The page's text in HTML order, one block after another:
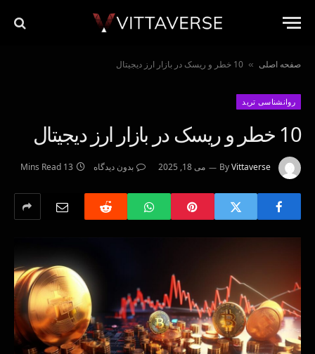
صفحه اصلی » 10 خطر و ریسک در بازار ارز دیجیتال
روانشناسى ترید
10 خطر و ریسک در بازار ارز دیجیتال
ByVittaverse می 18, 2025 بدون دیدگاه 13 Mins Read